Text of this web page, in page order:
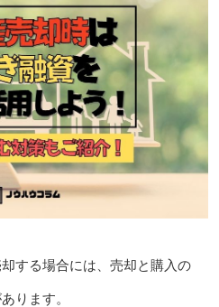
する場合には、売却と購入の
ります。